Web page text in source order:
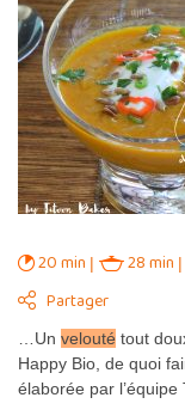
20 min 28 min
Partager
…Un velouté tout
Happy Bio, de quoi
élaborée par